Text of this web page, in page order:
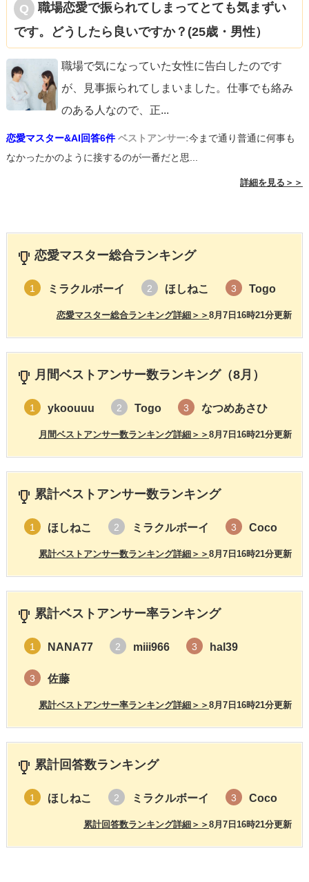
職場恋愛で振られてしまってとても気まずい
です。どうしたら良いですか？(25歳・男性）
職場で気になっていた女性に告白したのです
が、見事振られてしまいました。仕事でも絡み
のある人なので、正...
恋愛マスター&AI回答6件 ベストアンサー:今まで通り普通に何事も
なかったかのように接するのが一番だと思...
詳細を見る＞＞
恋愛マスター総合ランキング
1 ミラクルボーイ 2 ほしねこ 3 Togo
8月7日16時21分更新
恋愛マスター総合ランキング詳細＞＞
月間ベストアンサー数ランキング（8月）
1 ykoouuu 2 Togo 3 なつめあさひ
8月7日16時21分更新
月間ベストアンサー数ランキング詳細＞＞
累計ベストアンサー数ランキング
1 ほしねこ 2 ミラクルボーイ 3 Coco
8月7日16時21分更新
累計ベストアンサー数ランキング詳細＞＞
累計ベストアンサー率ランキング
1 NANA77 2 miii966 3 hal39
3 佐藤
8月7日16時21分更新
累計ベストアンサー率ランキング詳細＞＞
累計回答数ランキング
1 ほしねこ 2 ミラクルボーイ 3 Coco
8月7日16時21分更新
累計回答数ランキング詳細＞＞